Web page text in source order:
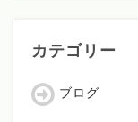
カテゴリー
ブログ